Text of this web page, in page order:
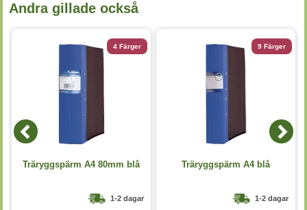
Andra gillade också
4 Färger
Träryggspärm A4 80mm blå
1-2 dagar
9 Färger
Träryggspärm A4 blå
1-2 dagar